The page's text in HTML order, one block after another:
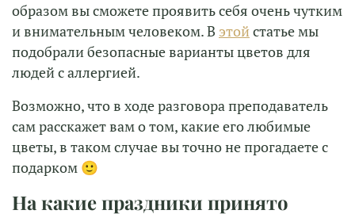
образом вы сможете проявить себя очень чутким
и внимательным человеком. В этойстатье мы
подобрали безопасные варианты цветов для
людей с аллергией.
Возможно, что в ходе разговора преподаватель
сам расскажет вам о том, какие его любимые
цветы, в таком случае вы точно не прогадаете с
подарком 🙂
На какие праздники принято